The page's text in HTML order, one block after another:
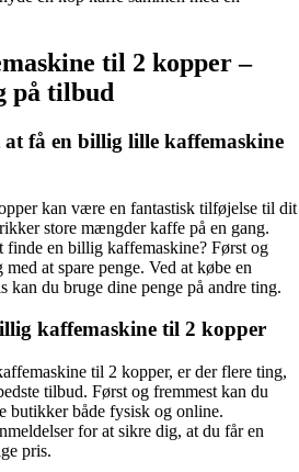
til 2 kopper –
på tilbud
få en billig lille kaffemaskine
kan være en fantastisk tilføjelse til dit
store mængder kaffe på en gang.
en billig kaffemaskine? Først og
at spare penge. Ved at købe en
du bruge dine penge på andre ting.
kaffemaskine til 2 kopper
til 2 kopper, er der flere ting,
tilbud. Først og fremmest kan du
butikker både fysisk og online.
for at sikre dig, at du får en
pris.